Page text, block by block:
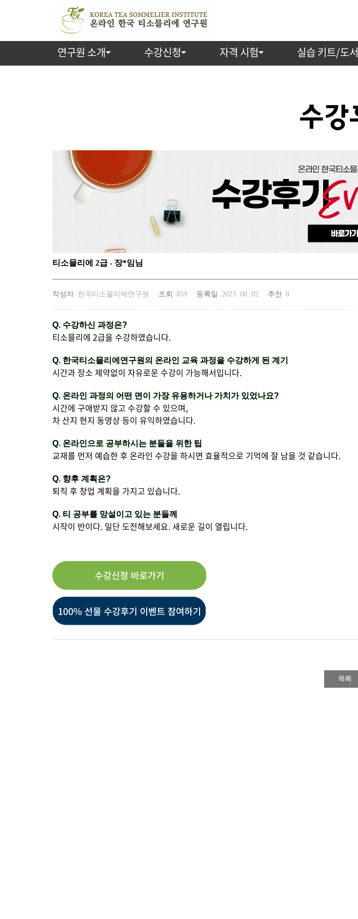
연구원 소개 수강신청 자격 시험 실습 키트/도서
티소믈리에 2급 - 장*임님
작성자 한국티소믈리에연구원 조회 859 등록일 2023. 08. 02 추천 0
Q. 수강하신 과정은?
티소믈리에 2급을 수강하였습니다.
Q. 한국티소믈리에연구원의 온라인 교육 과정을 수강하게 된 계기
시간과 장소 제약없이 자유로운 수강이 가능해서입니다.
Q. 온라인 과정의 어떤 면이 가장 유용하거나 가치가 있었나요?
시간에 구애받지 않고 수강할 수 있으며,
차 산지 현지 동영상 등이 유익하였습니다.
Q. 온라인으로 공부하시는 분들을 위한 팁
교재를 먼저 예습한 후 온라인 수강을 하시면 효율적으로 기억에 잘 남을 것 같습니다.
Q. 향후 계획은?
퇴직 후 창업 계획을 가지고 있습니다.
Q. 티 공부를 망설이고 있는 분들께
시작이 반이다. 일단 도전해보세요. 새로운 길이 열립니다.
목록